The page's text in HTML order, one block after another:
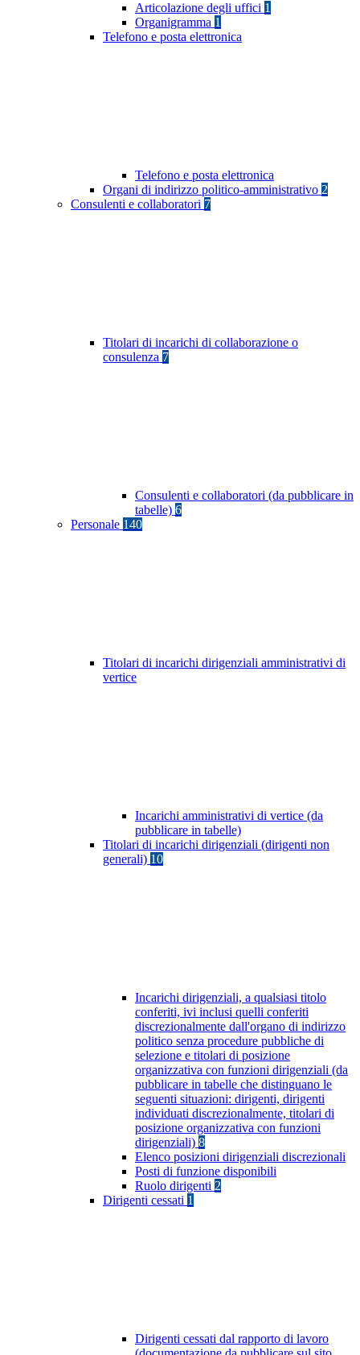
Articolazione degli uffici 1
Organigramma 1
Telefono e posta elettronica
Telefono e posta elettronica
Organi di indirizzo politico-amministrativo 2
Consulenti e collaboratori 7
Titolari di incarichi di collaborazione o
consulenza 7
Consulenti e collaboratori (da pubblicare in
tabelle) 6
Personale 140
Titolari di incarichi dirigenziali amministrativi di
vertice
Incarichi amministrativi di vertice (da
pubblicare in tabelle)
Titolari di incarichi dirigenziali (dirigenti non
generali) 10
Incarichi dirigenziali, a qualsiasi titolo
conferiti, ivi inclusi quelli conferiti
discrezionalmente dall'organo di indirizzo
politico senza procedure pubbliche di
selezione e titolari di posizione
organizzativa con funzioni dirigenziali (da
pubblicare in tabelle che distinguano le
seguenti situazioni: dirigenti, dirigenti
individuati discrezionalmente, titolari di
posizione organizzativa con funzioni
dirigenziali) 8
Elenco posizioni dirigenziali discrezionali
Posti di funzione disponibili
Ruolo dirigenti 2
Dirigenti cessati 1
Dirigenti cessati dal rapporto di lavoro